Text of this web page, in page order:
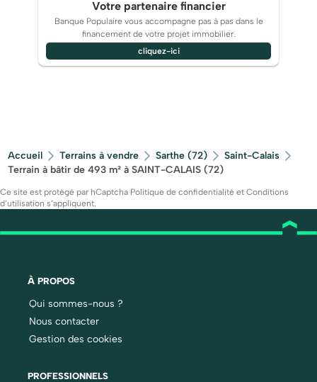
Votre partenaire financier
Banque Populaire vous accompagne pas à pas dans le
financement de votre projet immobilier.
cliquez-ici
Accueil Terrains à vendre Sarthe (72)
Saint-Calais
Terrain à bâtir de 493 m² à SAINT-CALAIS (72)
Ce site est protégé par hCaptcha Politique de confidentialité et Conditions
d’utilisation s’appliquent.
À PROPOS
Qui sommes-nous ?
Nous contacter
Gestion des cookies
PROFESSIONNELS